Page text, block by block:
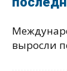
выросли